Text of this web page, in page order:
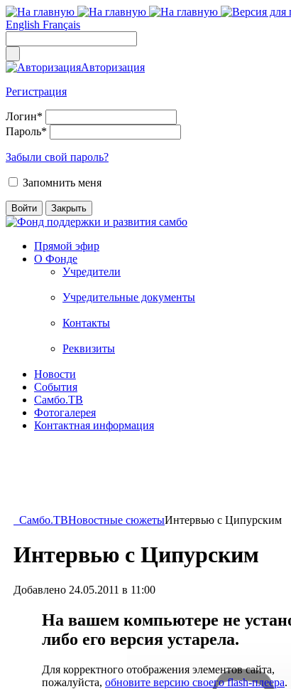
English Français
Авторизация
Регистрация
Логин*
Пароль*
Забыли свой пароль?
Запомнить меня
Прямой эфир
О Фонде
Учредители
Учредительные документы
Контакты
Реквизиты
Новости
События
Самбо.ТВ
Фотогалерея
Контактная информация
Самбо.ТВНовостные сюжетыИнтервью с Ципурским
Интервью с Ципурским
Добавлено 24.05.2011 в 11:00
На вашем компьютере не
либо его версия устарела.
Для корректного отображения элементов сайта,
пожалуйста, обновите версию своего flash-плеера.